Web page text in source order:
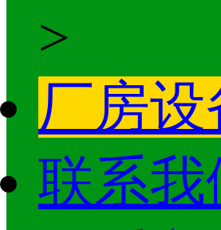
>
厂房设
联系我